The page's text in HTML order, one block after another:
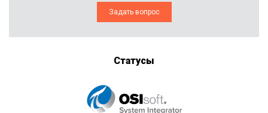
Задать вопрос
Статусы